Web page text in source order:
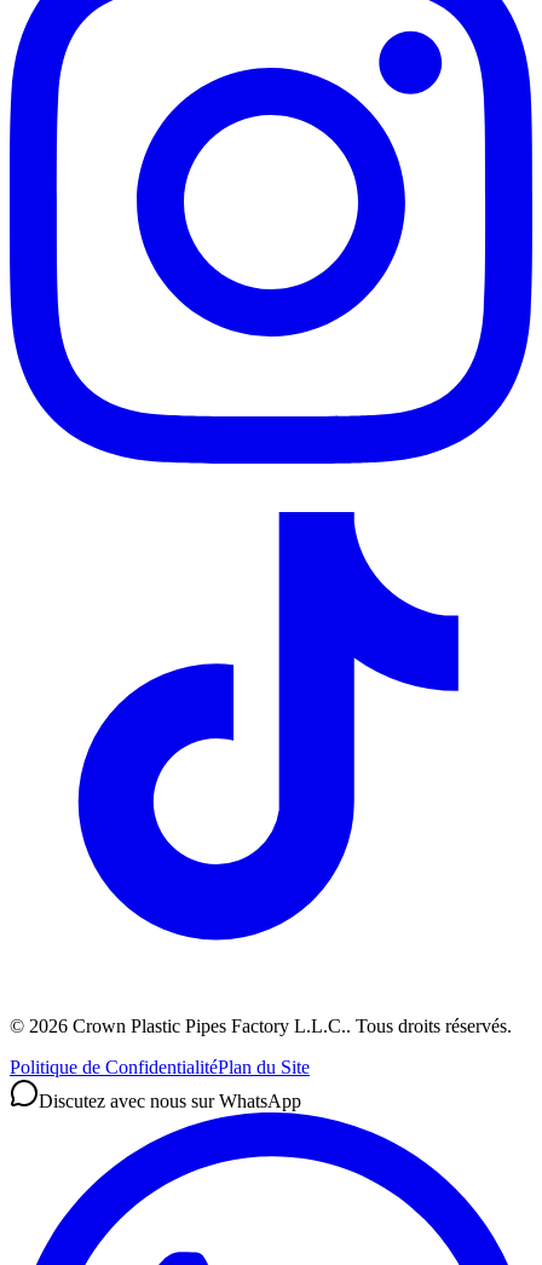
© 2026 Crown Plastic Pipes Factory L.L.C.. Tous droits réservés.
Politique de ConfidentialitéPlan du Site
Discutez avec nous sur WhatsApp